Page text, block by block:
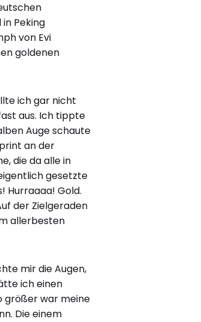
Peking
von Evi
goldenen
ich gar nicht
aus. Ich tippte
Auge schaute
an der
die da alle in
gesetzte
Hurraaaa! Gold.
der Zielgeraden
allerbesten
mir die Augen,
ich einen
größer war meine
Die einem